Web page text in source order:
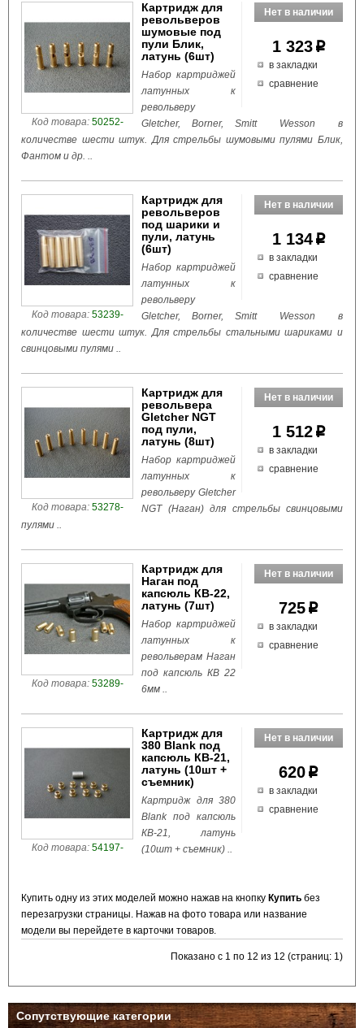
1 323p
в закладки
сравнение
Код товара:50252-
Картридж для
револьверов
шумовые под
пули Блик,
латунь (6шт)
Набор картриджей
латунных к
револьверу
Gletcher, Borner, Smitt Wesson в
количестве шести штук. Для стрельбы шумовыми пулями Блик,
Фантом и др. ..
1 134p
в закладки
сравнение
Код товара:53239-
Картридж для
револьверов
под шарики и
пули, латунь
(6шт)
Набор картриджей
латунных к
револьверу
Gletcher, Borner, Smitt Wesson в
количестве шести штук. Для стрельбы стальными шариками и
свинцовыми пулями ..
1 512 p
в закладки
сравнение
Код товара:53278-
Картридж для
револьвера
Gletcher NGT
под пули,
латунь (8шт)
Набор картриджей
латунных к
револьверу Gletcher
NGT (Наган) для стрельбы свинцовыми
пулями ..
725 p
в закладки
сравнение
Код товара:53289-
Картридж для
Наган под
капсюль КВ-22,
латунь (7шт)
Набор картриджей
латунных к
револьверам Наган
под капсюль КВ 22
6мм ..
620 p
в закладки
сравнение
Код товара:54197-
Картридж для
380 Blank под
капсюль КВ-21,
латунь (10шт +
съемник)
Картридж для 380
Blank под капсюль
КВ-21, латунь
(10шт + съемник) ..
Купить одну из этих моделей можно нажав на кнопку Купить без
перезагрузки страницы. Нажав на фото товара или название
модели вы перейдете в карточки товаров.
Показано с 1 по 12 из 12 (страниц: 1)
Сопутствующие категории